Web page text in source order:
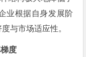
业根据自身发展阶
与市场适应性。
度